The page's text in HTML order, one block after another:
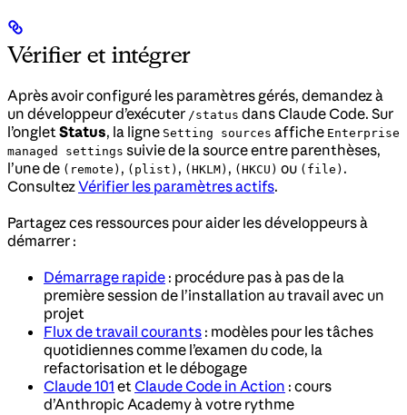
Vérifier et intégrer
Après avoir configuré les paramètres gérés, demandez à
un développeur d’exécuter /status dans Claude Code. Sur
l’ongletStatus, la ligne Setting sources affiche Enterprise
managed settings suivie de la source entre parenthèses,
l’une de (remote) , (plist) , (HKLM) , (HKCU) ou (file) .
ConsultezVérifier les paramètres actifs.
Partagez ces ressources pour aider les développeurs à
démarrer :
Démarrage rapide : procédure pas à pas de la
première session de l’installation au travail avec un
projet
Flux de travail courants : modèles pour les tâches
quotidiennes comme l’examen du code, la
refactorisation et le débogage
Claude 101 etClaude Code in Action : cours
d’Anthropic Academy à votre rythme